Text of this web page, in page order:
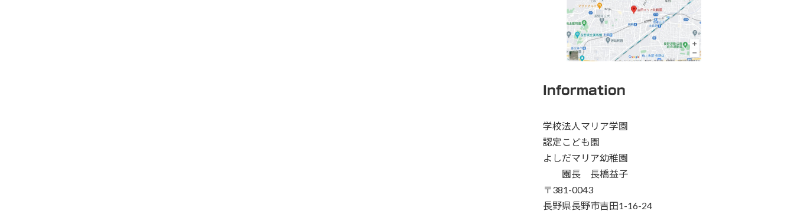
Information
学校法人マリア学園
認定こども園
よしだマリア幼稚園
園長 長橋益子
〒381-0043
長野県長野市吉田1-16-24